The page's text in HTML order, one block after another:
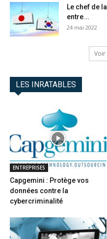
Le chef de
entre...
24 mai 2022
Voir
LES INRATABLES
ENTREPRISES
Capgemini : Protège vos
données contre la
cybercriminalité